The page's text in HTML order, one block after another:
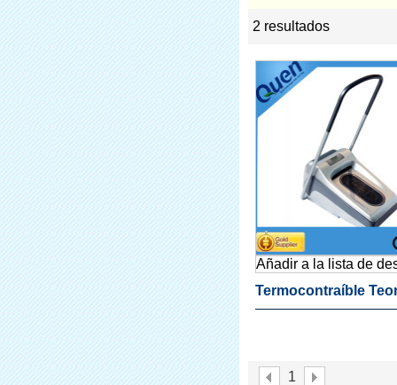
2 resultados
Añadir a la lista de
Termocontraíble
1